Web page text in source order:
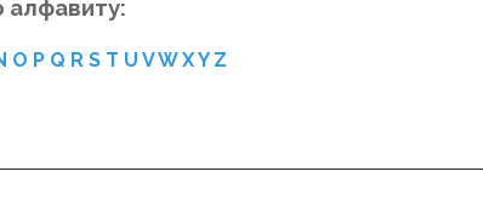
алфавиту:
O P Q R S T U VW XY Z